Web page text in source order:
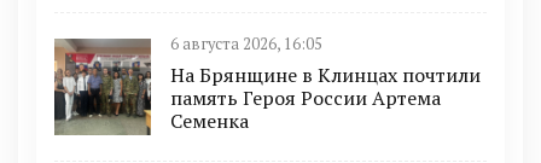
6 августа 2026, 16:05
На Брянщине в Клинцах почтили
память Героя России Артема
Семенка